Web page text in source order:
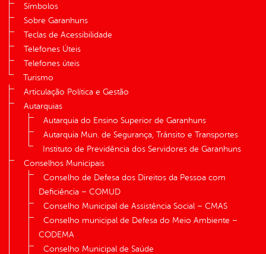
Símbolos
Sobre Garanhuns
Teclas de Acessibilidade
Telefones Úteis
Telefones úteis
Turismo
Articulação Política e Gestão
Autarquias
Autarquia do Ensino Superior de Garanhuns
Autarquia Mun. de Segurança, Trânsito e Transportes
Instituto de Previdência dos Servidores de Garanhuns
Conselhos Municipais
Conselho de Defesa dos Direitos da Pessoa com
Deficiência – COMUD
Conselho Municipal de Assistência Social – CMAS
Conselho municipal de Defesa do Meio Ambiente –
CODEMA
Conselho Municipal de Saúde